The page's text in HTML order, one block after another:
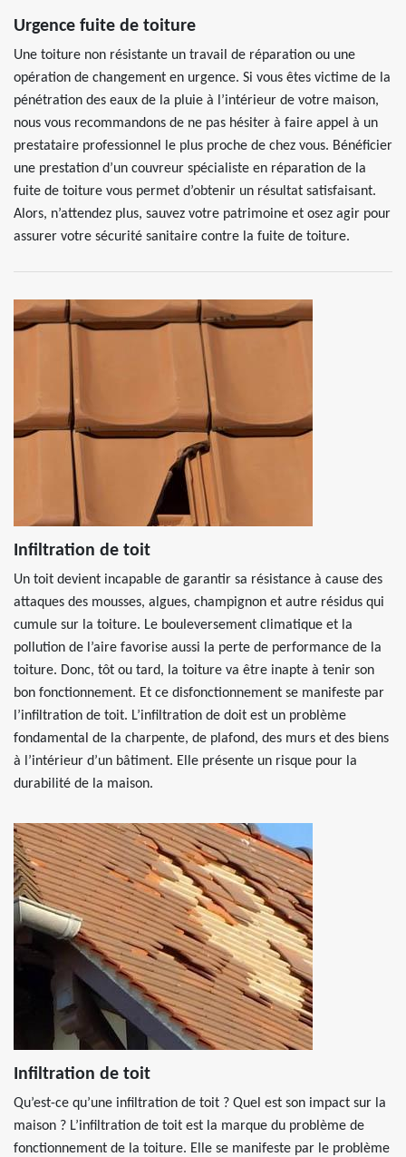
Urgence fuite de toiture
Une toiture non résistante un travail de réparation ou une
opération de changement en urgence. Si vous êtes victime de la
pénétration des eaux de la pluie à l’intérieur de votre maison,
nous vous recommandons de ne pas hésiter à faire appel à un
prestataire professionnel le plus proche de chez vous. Bénéficier
une prestation d’un couvreur spécialiste en réparation de la
fuite de toiture vous permet d’obtenir un résultat satisfaisant.
Alors, n’attendez plus, sauvez votre patrimoine et osez agir pour
assurer votre sécurité sanitaire contre la fuite de toiture.
Infiltration de toit
Un toit devient incapable de garantir sa résistance à cause des
attaques des mousses, algues, champignon et autre résidus qui
cumule sur la toiture. Le bouleversement climatique et la
pollution de l’aire favorise aussi la perte de performance de la
toiture. Donc, tôt ou tard, la toiture va être inapte à tenir son
bon fonctionnement. Et ce disfonctionnement se manifeste par
l’infiltration de toit. L’infiltration de doit est un problème
fondamental de la charpente, de plafond, des murs et des biens
à l’intérieur d’un bâtiment. Elle présente un risque pour la
durabilité de la maison.
Infiltration de toit
Qu’est-ce qu’une infiltration de toit ? Quel est son impact sur la
maison ? L’infiltration de toit est la marque du problème de
fonctionnement de la toiture. Elle se manifeste par le problème